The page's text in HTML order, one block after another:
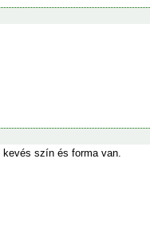
kevés szín és forma van.